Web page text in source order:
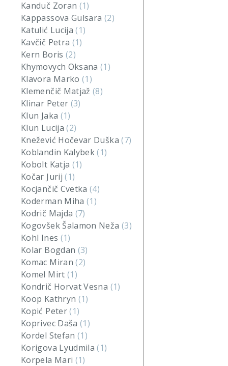
Kanduč Zoran (1)
Kappassova Gulsara (2)
Katulić Lucija(1)
Kavčič Petra (1)
Kern Boris (2)
Khymovych Oksana(1)
Klavora Marko(1)
Klemenčič Matjaž(8)
Klinar Peter (3)
Klun Jaka (1)
Klun Lucija(2)
Knežević Hočevar Duška(7)
Koblandin Kalybek(1)
Kobolt Katja (1)
Kočar Jurij(1)
Kocjančič Cvetka(4)
Koderman Miha(1)
Kodrič Majda (7)
Kogovšek Šalamon Neža (3)
Kohl Ines (1)
Kolar Bogdan (3)
Komac Miran(2)
Komel Mirt (1)
Kondrič Horvat Vesna (1)
Koop Kathryn (1)
Kopić Peter(1)
Koprivec Daša(1)
Kordel Stefan(1)
Korigova Lyudmila(1)
Korpela Mari (1)